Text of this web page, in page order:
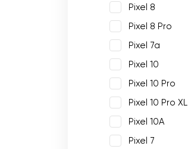
Pixel 8
Pixel 8 Pro
Pixel 7a
Pixel 10
Pixel 10 Pro
Pixel 10 Pro XL
Pixel 10A
Pixel 7